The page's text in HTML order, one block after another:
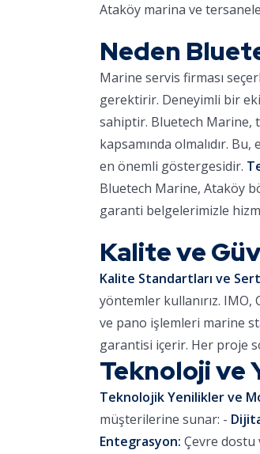
Ataköy marina ve
Neden
Marine servis firması
gerektirir. Deneyimli bir
sahiptir. Bluetech Marine,
kapsamında olmalıdır. Bu,
en önemli göstergesidir.
Bluetech Marine, Ataköy
garanti belgelerimizle
Kalite ve
Kalite Standartları ve
yöntemler kullanırız.
ve pano işlemleri marine
garantisi içerir. Her proje
Teknoloji ve
Teknolojik Yenilikler ve
müşterilerine sunar: -
Entegrasyon: Çevre